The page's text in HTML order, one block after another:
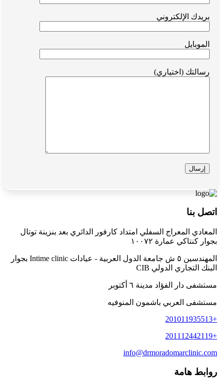
بريدك الإلكتروني
الموبايل
رسالتك (اختياري)
اتصل بنا
المعادي المعراج السفلي امتداد كارفور الدائري بعد بنزينة توتال
بجوار كنتاكي عمارة ١٠٠٧٢
المهندسين ٥ ش جامعة الدول العربية - عيادات Intime clinic بجوار
البنك التجاري الدولي CIB
مستشفى دار الفؤاد مدينة ٦ أكتوبر
مستشفى العربي باشمون المنوفيه
+201011935513
+201112442119
info@drmoradomarclinic.com
روابط هامة